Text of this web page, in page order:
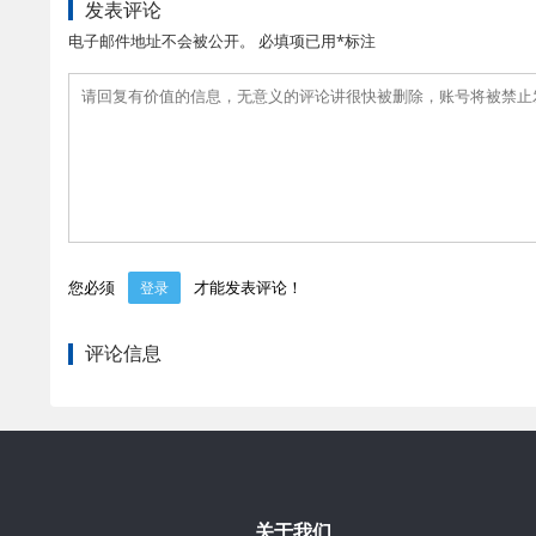
发表评论
电子邮件地址不会被公开。 必填项已用*标注
您必须 登录 才能发表评论！
评论信息